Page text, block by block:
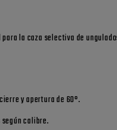
la caza selectiva de
y apertura de 60°.
calibre.